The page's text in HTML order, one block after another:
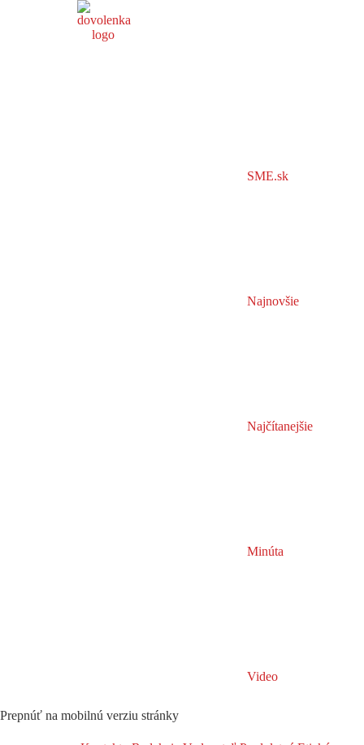
SME.sk
Najnovšie
Najčítanejšie
Minúta
Video
Prepnúť na mobilnú verziu stránky